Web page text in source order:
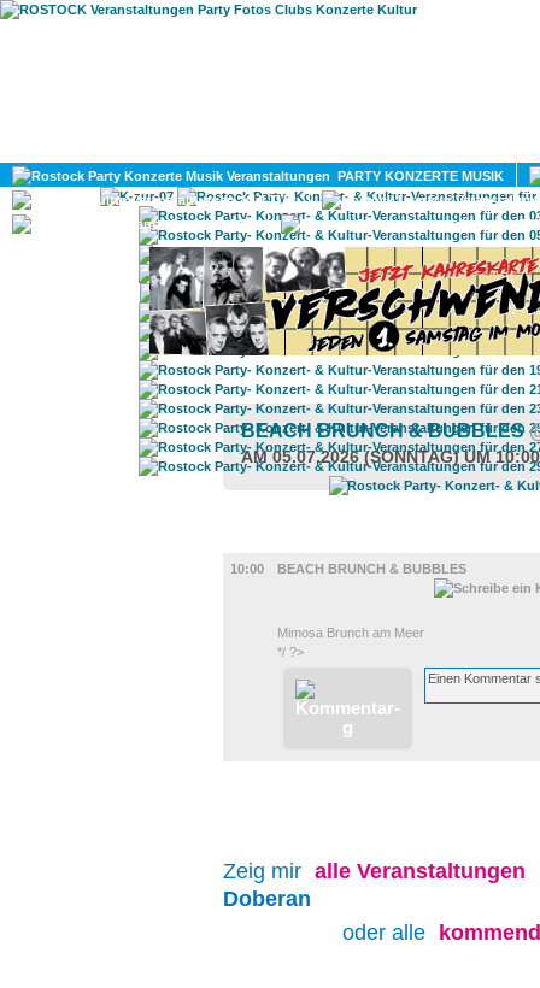
PARTY KONZERTE MUSIK
KULTUR
GAY
BEACH BRUNCH & BUBBLES
AM 05.07.2026 (SONNTAG) UM
10:00
BEACH BRUNCH & BUBBLES
Mimosa Brunch am Meer
*/ ?>
Zeig mir alle Veranstaltungen
Doberan
oder alle